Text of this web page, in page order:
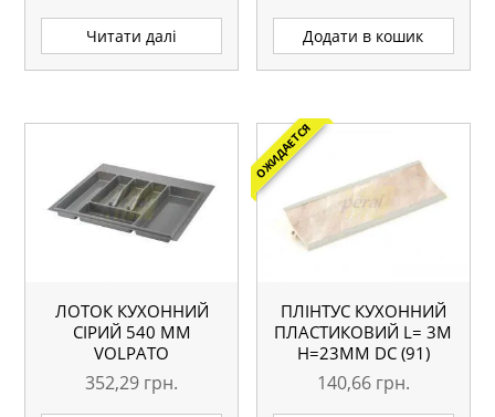
Читати далі Додати в кошик
ЛОТОК КУХОННИЙ
СІРИЙ 540 ММ
VOLPATO
352,29 грн.
ОЖИДАЕТСЯ
ПЛІНТУС КУХОННИЙ
ПЛАСТИКОВИЙ L= 3М
H=23ММ DC (91)
МАРМУР ЛОСОСЬ
140,66 грн.